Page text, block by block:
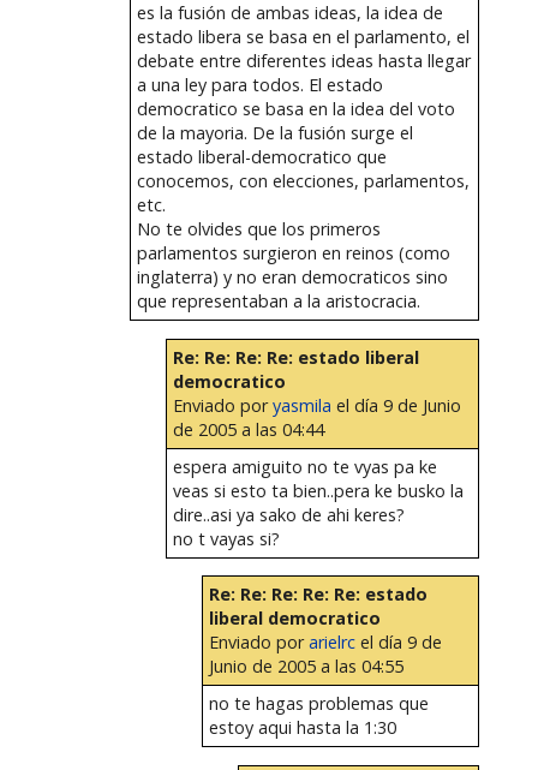
es la fusión de ambas ideas, la idea de
estado libera se basa en el parlamento, el
debate entre diferentes ideas hasta llegar
a una ley para todos. El estado
democratico se basa en la idea del voto
de la mayoria. De la fusión surge el
estado liberal-democratico que
conocemos, con elecciones, parlamentos,
etc.
No te olvides que los primeros
parlamentos surgieron en reinos (como
inglaterra) y no eran democraticos sino
que representaban a la aristocracia.
Re: Re: Re: Re: estado liberal
democratico
Enviado poryasmila el día 9 de Junio
de 2005 a las 04:44
espera amiguito no te vyas pa ke
veas si esto ta bien..pera ke busko la
dire..asi ya sako de ahi keres?
no t vayas si?
Re: Re: Re: Re: Re: estado
liberal democratico
Enviado porarielrcel día 9 de
Junio de 2005 a las 04:55
no te hagas problemas que
estoy aqui hasta la 1:30